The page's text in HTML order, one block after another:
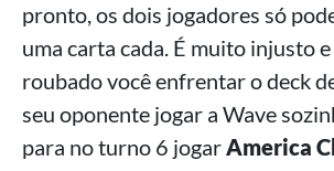
pronto, os dois jogadores só
uma carta cada. É muito injusto
roubado você enfrentar o deck
seu oponente jogar a Wave
para no turno 6 jogarAmerica